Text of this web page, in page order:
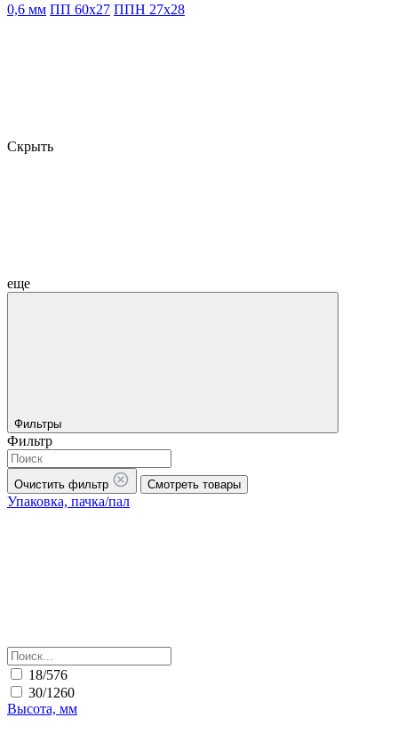
0,6 мм ПП 60х27 ППН 27х28
Скрыть
еще
Фильтры
Фильтр
Очистить фильтр Смотреть товары
Упаковка, пачка/пал
18/576
30/1260
Высота, мм